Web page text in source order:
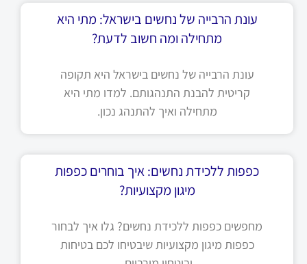
עונת הרבייה של נחשים בישראל: מתי היא
מתחילה ומה חשוב לדעת?
עונת הרבייה של נחשים בישראל היא תקופה
קריטית להבנת התנהגותם. למדו מתי היא
מתחילה ואיך להתנהג נכון.
כפפות ללכידת נחשים: איך בוחרים כפפות
מיגון מקצועיות?
מחפשים כפפות ללכידת נחשים? גלו איך לבחור
כפפות מיגון מקצועיות שיבטיחו לכם בטיחות